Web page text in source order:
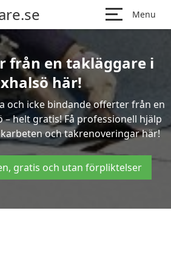
Menu
från en takläggare i
här!
och icke bindande offerter från en
– helt gratis! Få professionell hjälp
och takrenoveringar här!
gratis och utan förpliktelser